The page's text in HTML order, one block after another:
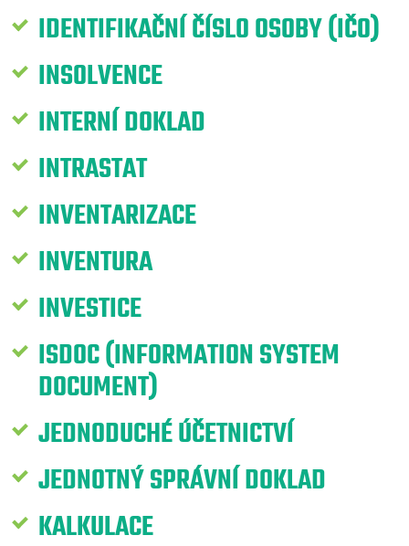
IDENTIFIKAČNÍ ČÍSLO OSOBY (IČO)
INSOLVENCE
INTERNÍ DOKLAD
INTRASTAT
INVENTARIZACE
INVENTURA
INVESTICE
ISDOC (INFORMATION SYSTEM
DOCUMENT)
JEDNODUCHÉ ÚČETNICTVÍ
JEDNOTNÝ SPRÁVNÍ DOKLAD
KALKULACE